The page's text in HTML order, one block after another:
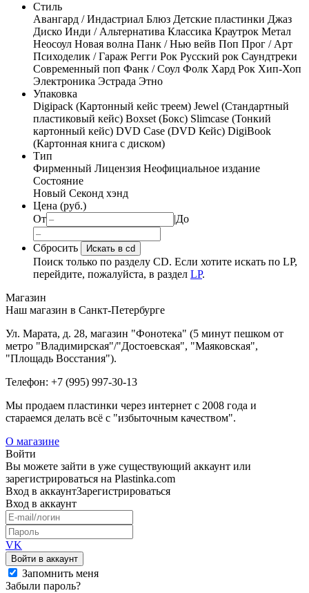
Стиль
Авангард / Индастриал Блюз Детские пластинки Джаз
Диско Инди / Альтернатива Классика Краутрок Метал
Неосоул Новая волна Панк / Нью вейв Поп Прог / Арт
Психоделик / Гараж Регги Рок Русский рок Саундтреки
Современный поп Фанк / Соул Фолк Хард Рок Хип-Хоп
Электроника Эстрада Этно
Упаковка
Digipack (Картонный кейс треем) Jewel (Стандартный
пластиковый кейс) Boxset (Бокс) Slimcase (Тонкий
картонный кейс) DVD Case (DVD Кейс) DigiBook
(Картонная книга с диском)
Тип
Фирменный Лицензия Неофициальное издание
Состояние
Новый Секонд хэнд
Цена (руб.)
От
|До
Сбросить Искать в cd
Поиск только по разделу CD. Если хотите искать по LP,
перейдите, пожалуйста, в раздел LP.
Магазин
Наш магазин в Санкт-Петербурге
Ул. Марата, д. 28, магазин "Фонотека" (5 минут пешком от
метро "Владимирская"/"Достоевская", "Маяковская",
"Площадь Восстания").
Телефон: +7 (995) 997-30-13
Мы продаем пластинки через интернет c 2008 года и
стараемся делать всё с "избыточным качеством".
О магазине
Войти
Вы можете зайти в уже существующий аккаунт или
зарегистрироваться на Plastinka.com
Вход в аккаунтЗарегистрироваться
Вход в аккаунт
VK
Войти в аккаунт
Запомнить меня
Забыли пароль?